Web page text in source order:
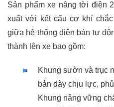
Sản phẩm xe nâng tời điện
xuất với kết cấu cơ khí
giữa hệ thống điện bán tự
thành lên xe bao gồm:
Khung sườn và trục
bản dày chịu lực,
Khung nâng vững